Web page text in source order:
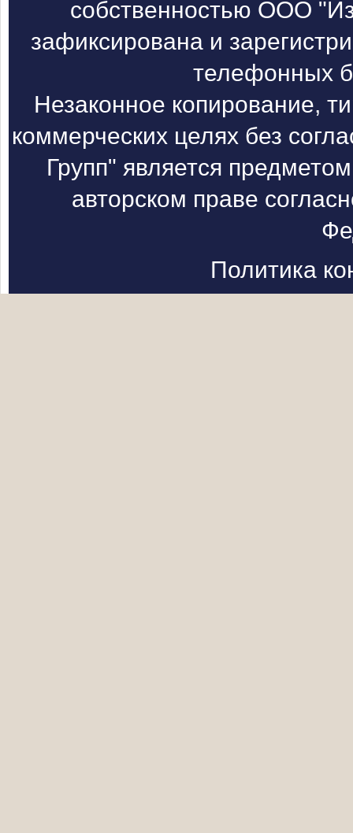
собственностью ООО
зафиксирована и
телефонных
Незаконное копирование,
коммерческих целях без
Групп" является
авторском праве
Политика